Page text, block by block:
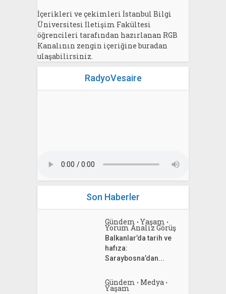
İçerikleri ve çekimleri İstanbul Bilgi
Üniversitesi İletişim Fakültesi
öğrencileri tarafından hazırlanan RGB
Kanalının zengin içeriğine buradan
ulaşabilirsiniz.
RadyoVesaire
Son Haberler
Gündem • Yaşam •
Yorum Analiz Görüş
Balkanlar’da tarih ve
hafıza:
Saraybosna’dan...
Gündem • Medya •
Yaşam